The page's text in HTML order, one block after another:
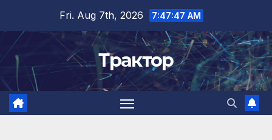
content
Fri. Aug 7th, 2026 7:47:48 AM
Трактор